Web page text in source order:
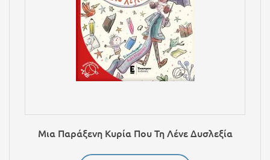
Μια Παράξενη Κυρία Που Τη Λένε Δυσλεξία